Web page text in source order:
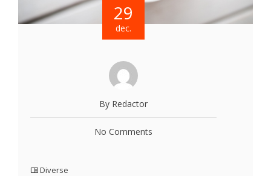
29
dec.
By Redactor
No Comments
Diverse